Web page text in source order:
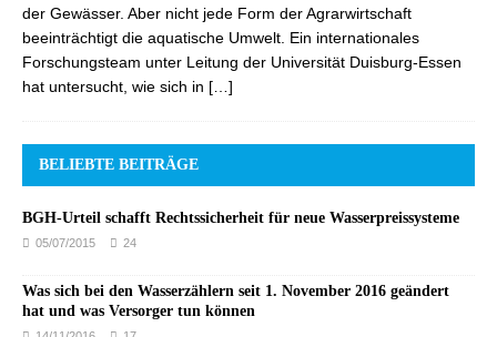
der Gewässer. Aber nicht jede Form der Agrarwirtschaft
beeinträchtigt die aquatische Umwelt. Ein internationales
Forschungsteam unter Leitung der Universität Duisburg-Essen
hat untersucht, wie sich in […]
BELIEBTE BEITRÄGE
BGH-Urteil schafft Rechtssicherheit für neue Wasserpreissysteme
05/07/2015 24
Was sich bei den Wasserzählern seit 1. November 2016 geändert
hat und was Versorger tun können